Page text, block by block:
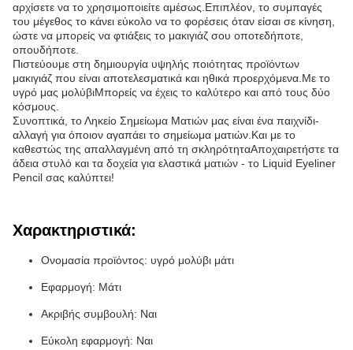
αρχίσετε να το χρησιμοποιείτε αμέσως.Επιπλέον, το συμπαγές
του μέγεθος το κάνει εύκολο να το φορέσεις όταν είσαι σε κίνηση,
ώστε να μπορείς να φτιάξεις το μακιγιάζ σου οποτεδήποτε,
οπουδήποτε.
Πιστεύουμε στη δημιουργία υψηλής ποιότητας προϊόντων
μακιγιάζ που είναι αποτελεσματικά και ηθικά προερχόμενα.Με το
υγρό μας μολύβιΜπορείς να έχεις το καλύτερο και από τους δύο
κόσμους.
Συνοπτικά, το Ληκείο Σημείωμα Ματιών μας είναι ένα παιχνίδι-
αλλαγή για όποιον αγαπάει το σημείωμα ματιών.Και με το
καθεστώς της απαλλαγμένη από τη σκληρότηταΑποχαιρετήστε τα
άδεια στυλό και τα δοχεία για ελαστικά ματιών - το Liquid Eyeliner
Pencil σας καλύπτει!
Χαρακτηριστικά:
Ονομασία προϊόντος: υγρό μολύβι μάτι
Εφαρμογή: Μάτι
Ακριβής συμβουλή: Ναι
Εύκολη εφαρμογή: Ναι